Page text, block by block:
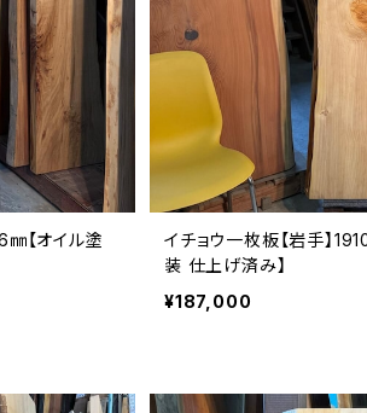
【オイル塗
イチョウ一枚板【岩手】
装 仕上げ済み】
¥187,000